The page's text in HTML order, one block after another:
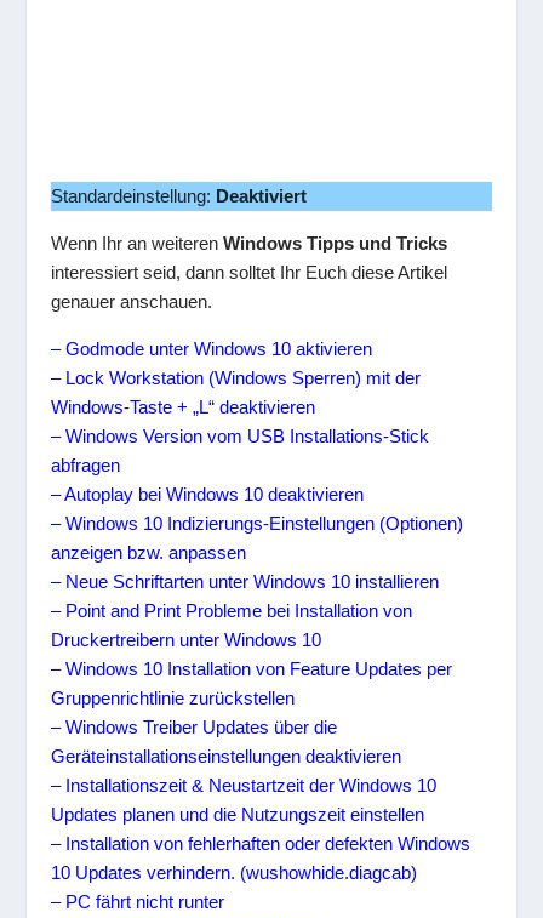
Standardeinstellung: Deaktiviert
Wenn Ihr an weiterenWindows Tipps und Tricks
interessiert seid, dann solltet Ihr Euch diese Artikel
genauer anschauen.
– Godmode unter Windows 10 aktivieren
– Lock Workstation (Windows Sperren) mit der
Windows-Taste + „L“ deaktivieren
– Windows Version vom USB Installations-Stick
abfragen
– Autoplay bei Windows 10 deaktivieren
– Windows 10 Indizierungs-Einstellungen (Optionen)
anzeigen bzw. anpassen
– Neue Schriftarten unter Windows 10 installieren
– Point and Print Probleme bei Installation von
Druckertreibern unter Windows 10
– Windows 10 Installation von Feature Updates per
Gruppenrichtlinie zurückstellen
– Windows Treiber Updates über die
Geräteinstallationseinstellungen deaktivieren
– Installationszeit & Neustartzeit der Windows 10
Updates planen und die Nutzungszeit einstellen
– Installation von fehlerhaften oder defekten Windows
10 Updates verhindern. (wushowhide.diagcab)
– PC fährt nicht runter